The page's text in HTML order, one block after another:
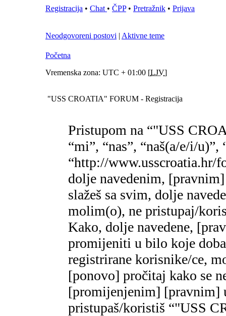
Registracija • Chat • ČPP• Pretražnik • Prijava
Neodgovoreni postovi | Aktivne teme
Početna
Vremenska zona: UTC + 01:00 [LJV]
"USS CROATIA" FORUM - Registracija
Pristupom na “"USS
“mi”, “nas”, “naš(a/e/i/
“http://www.usscroatia.hr/
dolje navedenim,
slažeš sa svim, dolje
molim(o), ne pristupaj/
Kako, dolje navedene,
promijeniti u bilo koje
registrirane korisnike/ce,
[ponovo] pročitaj kako se
[promijenjenim] [pravnim]
pristupaš/koristiš “"USS